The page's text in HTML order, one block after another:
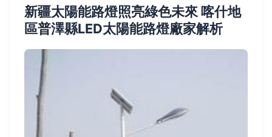
新疆太陽能路燈照亮綠色未來 喀什地
區普澤縣LED太陽能路燈廠家解析